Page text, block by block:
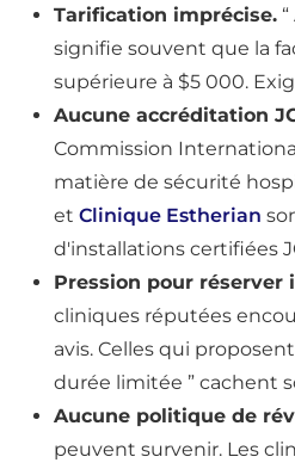
Tarification imprécise.
signifie souvent que la
supérieure à $5 000.
Aucune accréditation
Commission
matière de sécurité
et Clinique Estherian
d'installations certifiées
Pression pour
cliniques réputées
avis. Celles qui
durée limitée ” cachent
Aucune politique de
peuvent survenir. Les